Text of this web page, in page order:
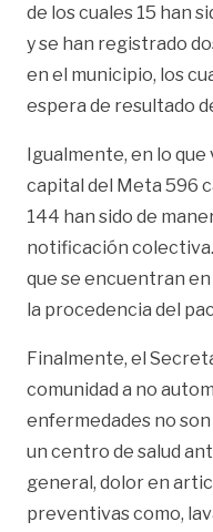
de los cuales 15 han
y se han registrado
en el municipio, los
espera de resultado
Igualmente, en lo que
capital del Meta 596
144 han sido de
notificación colectiva.
que se encuentran
la procedencia del
Finalmente, el
comunidad a no
enfermedades no
un centro de salud
general, dolor en
preventivas como,